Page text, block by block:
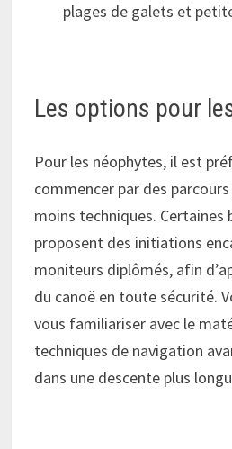
plages de galets et
Les options pour
Pour les néophytes, il est
commencer par des
moins techniques. Certaines
proposent des initiations
moniteurs diplômés, afin
du canoë en toute sécurité.
vous familiariser avec le
techniques de navigation
dans une descente plus